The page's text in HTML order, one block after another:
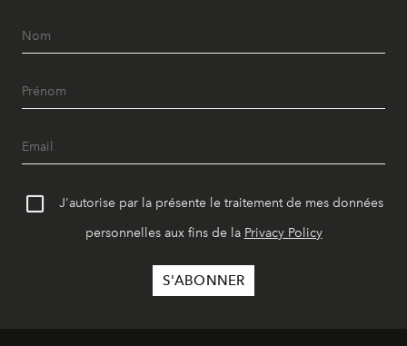
J'autorise par la présente le traitement de mes données
personnelles aux fins de la Privacy Policy